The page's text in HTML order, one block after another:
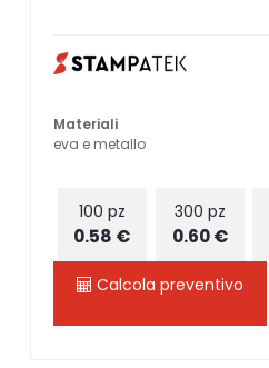
Materiali
eva e metallo
100 pz
0.58 €
300 pz
0.60 €
Calcola preventivo